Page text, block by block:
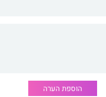
הוספת הערה